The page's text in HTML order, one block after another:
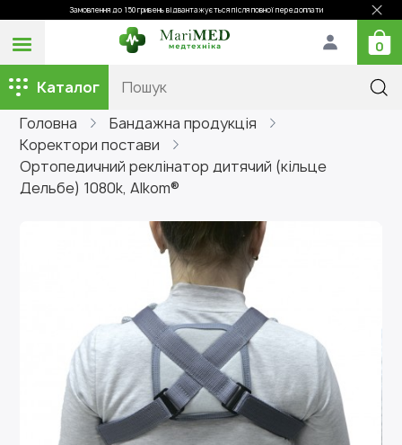
Замовлення до 150 гривень відвантажується після повної передоплати
0
Каталог
Головна
Бандажна продукція
Коректори постави
Ортопедичний реклінатор дитячий (кільце
Дельбе) 1080k, Alkom®